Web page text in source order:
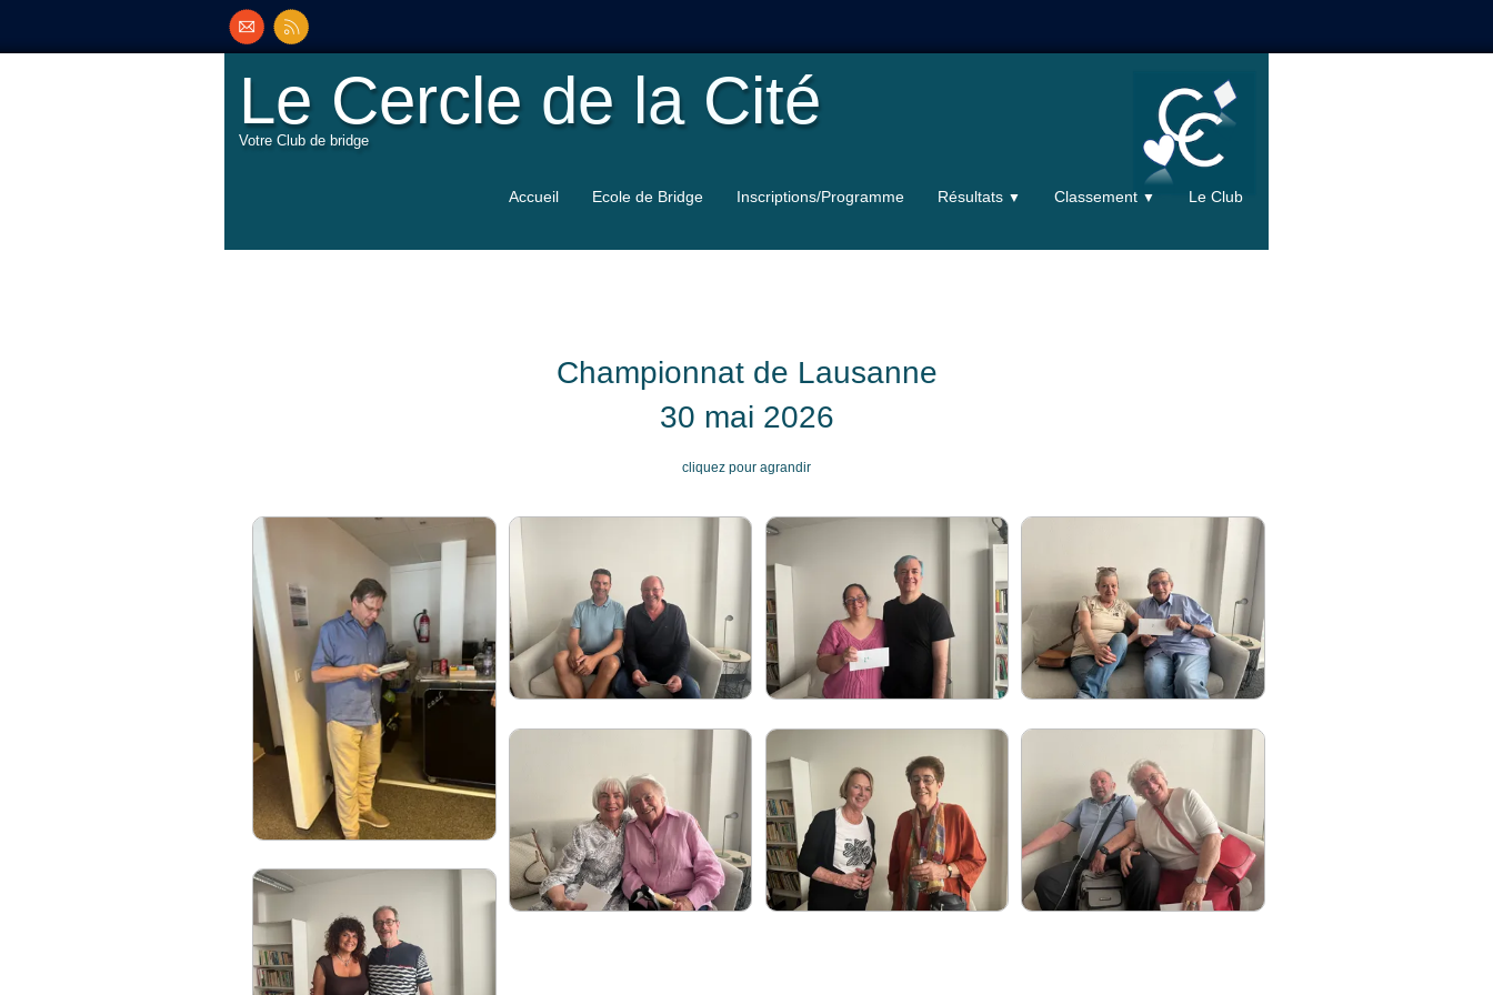
Le Cercle de la Cité
Votre Club de bridge
Accueil Ecole de Bridge Inscriptions/Programme Résultats ▼ Classement ▼ Le Club
Championnat de Lausanne
30 mai 2026
cliquez pour agrandir